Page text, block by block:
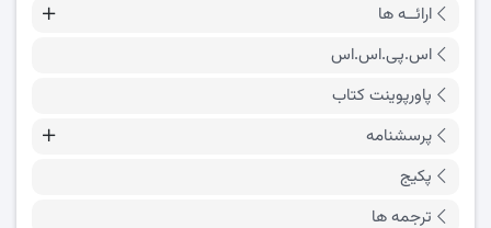
ارائــه ها
اس.پی.اس.اس
پاورپوینت کتاب
پرسشنامه
پکیج
ترجمه ها